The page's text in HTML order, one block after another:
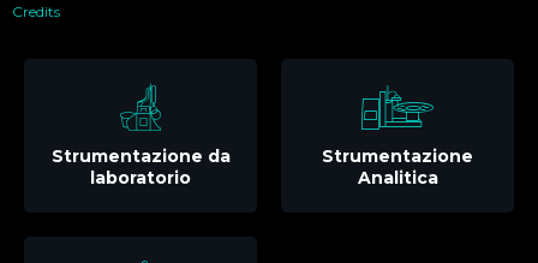
Credits
Strumentazione da
laboratorio
Strumentazione
Analitica